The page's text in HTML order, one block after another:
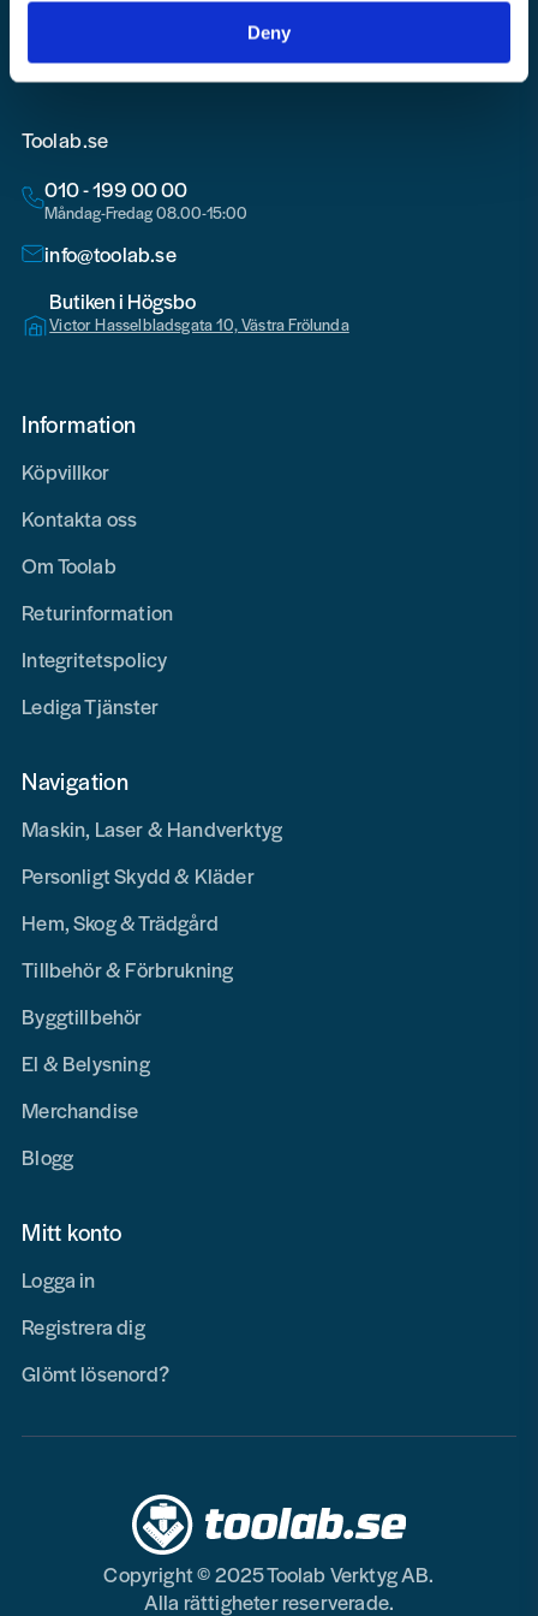
Deny
Toolab.se
010 - 199 00 00
Måndag-Fredag 08.00-15:00
info@toolab.se
Butiken i Högsbo
Victor Hasselbladsgata 10, Västra Frölunda
Information
Köpvillkor
Kontakta oss
Om Toolab
Returinformation
Integritetspolicy
Lediga Tjänster
Navigation
Maskin, Laser & Handverktyg
Personligt Skydd & Kläder
Hem, Skog & Trädgård
Tillbehör & Förbrukning
Byggtillbehör
El & Belysning
Merchandise
Blogg
Mitt konto
Logga in
Registrera dig
Glömt lösenord?
Copyright © 2025 Toolab Verktyg AB.
Alla rättigheter reserverade.